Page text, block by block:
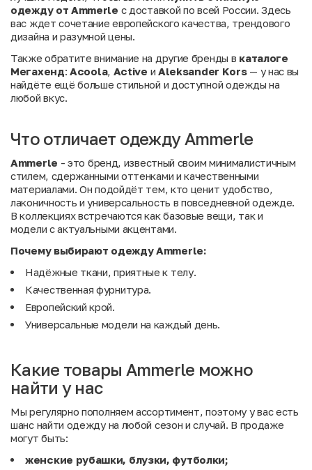
одежду от Ammerle с доставкой по всей России. Здесь
вас ждет сочетание европейского качества, трендового
дизайна и разумной цены.
Также обратите внимание на другие бренды в каталоге
Мегахенд:Acoola, Active и Aleksander Kors— у нас вы
найдёте ещё больше стильной и доступной одежды на
любой вкус.
Что отличает одежду Ammerle
Ammerle - это бренд, известный своим минималистичным
стилем, сдержанными оттенками и качественными
материалами. Он подойдёт тем, кто ценит удобство,
лаконичность и универсальность в повседневной одежде.
В коллекциях встречаются как базовые вещи, так и
модели с актуальными акцентами.
Почему выбирают одежду Ammerle:
Надёжные ткани, приятные к телу.
Качественная фурнитура.
Европейский крой.
Универсальные модели на каждый день.
Какие товары Ammerle можно
найти у нас
Мы регулярно пополняем ассортимент, поэтому у вас есть
шанс найти одежду на любой сезон и случай. В продаже
могут быть:
женские рубашки, блузки, футболки;